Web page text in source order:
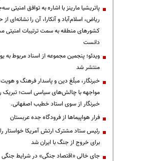
پاتریشیا مارینز با اشاره به توافق امنیتی
ریاض، اسلام‌آباد و آنکارا، آن را نشانه‌ای
کشورهای منطقه به سمت ترتیبات امنیتی
دانست
ویدئو؛ پنجمین مجموعه از اسناد مربوط به
منتشر شد
خبرنگار، مبلّغ دین و پاسدار فرهنگ و
مواجهه با چالش‌های سیاسی است؛ تبریک
خبرنگار از سوی استاد خطیب اصفهانی.
فرار هواپیماها از فرودگاه جده عربستان
رئیس ستاد مشترک ارتش آمریکا خواستار
برای خروج از جنگ با ایران شد
جای خالی «اقتصاد جنگی» در شرایط جنگی